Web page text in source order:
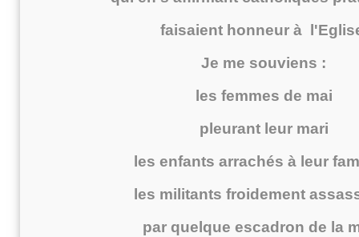
faisaient honneur à
Je me souviens :
les femmes de mai
pleurant leur mari
les enfants arrachés à leur
les militants froidement
par quelque escadron de la